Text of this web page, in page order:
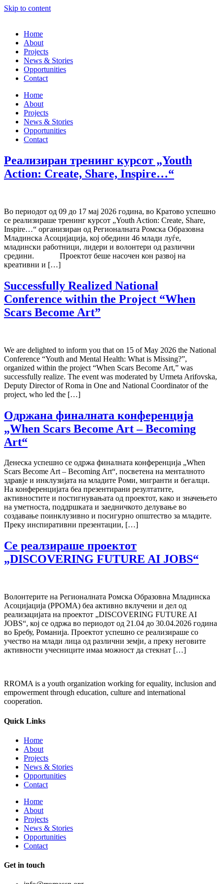
Skip to content
Home
About
Projects
News & Stories
Opportunities
Contact
Home
About
Projects
News & Stories
Opportunities
Contact
Реализиран тренинг курсот „Youth
Action: Create, Share, Inspire…“
Во периодот од 09 до 17 мај 2026 година, во Кратово успешно
се реализираше тренинг курсот „Youth Action: Create, Share,
Inspire…“ организиран од Регионалната Ромска Образовна
Младинска Асоцијација, кој обедини 46 млади луѓе,
младински работници, лидери и волонтери од различни
средини. Проектот беше насочен кон развој на
креативни и […]
Successfully Realized National
Conference within the Project “When
Scars Become Art”
We are delighted to inform you that on 15 of May 2026 the National
Conference “Youth and Mental Health: What is Missing?”,
organized within the project “When Scars Become Art,” was
successfully realize. The event was moderated by Urmeta Arifovska,
Deputy Director of Roma in One and National Coordinator of the
project, who led the […]
Одржана финалната конференција
„When Scars Become Art – Becoming
Art“
Денеска успешно се одржа финалната конференција „When
Scars Become Art – Becoming Art“, посветена на менталното
здравје и инклузијата на младите Роми, мигранти и бегалци.
На конференцијата беа презентирани резултатите,
активностите и постигнувањата од проектот, како и значењето
на уметноста, поддршката и заедничкото делување во
создавање поинклузивно и посигурно општество за младите.
Преку инспиративни презентации, […]
Се реалзираше проектот
„DISCOVERING FUTURE AI JOBS“
Волонтерите на Регионалната Ромска Образовна Младинска
Асоцијација (РРОМА) беа активно вклучени и дел од
реализацијата на проектот „DISCOVERING FUTURE AI
JOBS“, кој се одржа во периодот од 21.04 до 30.04.2026 година
во Бребу, Романија. Проектот успешно се реализираше со
учество на млади лица од различни земји, а преку неговите
активности учесниците имаа можност да стекнат […]
RROMA is a youth organization working for equality, inclusion and
empowerment through education, culture and international
cooperation.
Quick Links
Home
About
Projects
News & Stories
Opportunities
Contact
Home
About
Projects
News & Stories
Opportunities
Contact
Get in touch